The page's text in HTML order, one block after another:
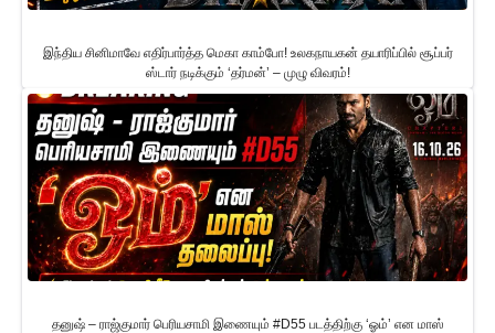
இந்திய சினிமாவே எதிர்பார்த்த மெகா காம்போ! உலகநாயகன் தயாரிப்பில் சூப்பர்
ஸ்டார் நடிக்கும் ‘தர்மன்’ – முழு விவரம்!
தனுஷ் – ராஜ்குமார் பெரியசாமி இணையும் #D55 படத்திற்கு ‘ஓம்’ என மாஸ்